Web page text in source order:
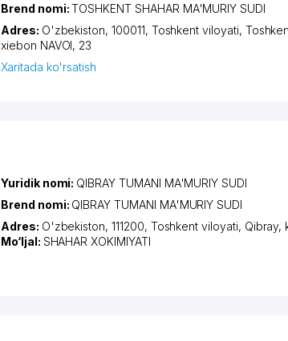
Brend nomi:TOSHKENT SHAHAR MA'MURIY SUDI
Adres: O'zbekiston, 100011, Toshkent viloyati,
xiеbon NAVOI, 23
Xaritada ko'rsatish
Yuridik nomi: QIBRAY TUMANI MA'MURIY SUDI
Brend nomi: QIBRAY TUMANI MA'MURIY SUDI
Adres: O'zbekiston, 111200, Toshkent viloyati, Qibray,
Mo‘ljal: SHAHAR XOKIMIYATI